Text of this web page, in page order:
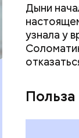
горизонта и
курсанта:
отмечают в
Дыни
узнала у